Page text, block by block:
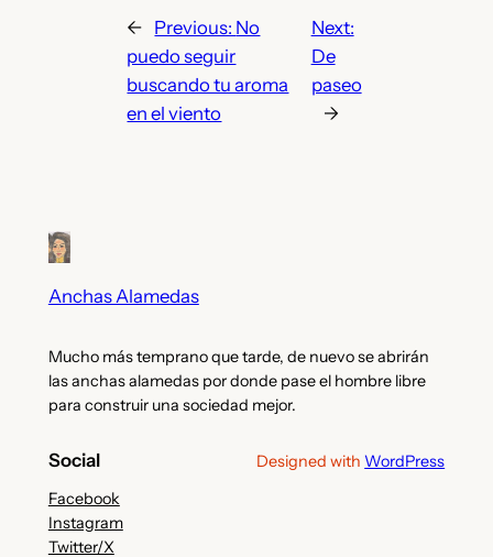
← Previous: No
puedo seguir
buscando tu aroma
en el viento
Next:
De
paseo
→
Anchas Alamedas
Mucho más temprano que tarde, de nuevo se abrirán
las anchas alamedas por donde pase el hombre libre
para construir una sociedad mejor.
Social
Facebook
Instagram
Twitter/X
Designed with WordPress